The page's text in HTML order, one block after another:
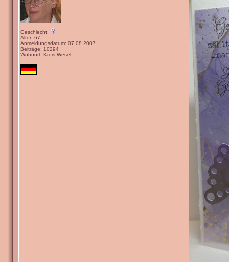
Geschlecht:
Alter: 67
Anmeldungsdatum: 07.08.2007
Beiträge: 10294
Wohnort: Kreis Wesel